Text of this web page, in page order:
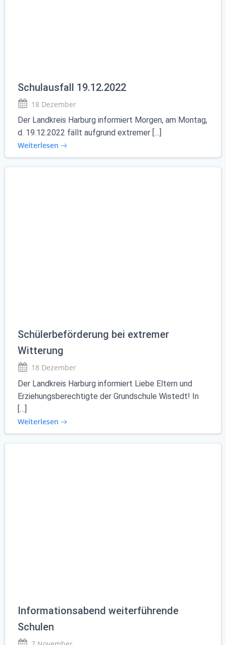
Schulausfall 19.12.2022
18 Dezember
Der Landkreis Harburg informiert Morgen, am Montag,
d. 19.12.2022 fällt aufgrund extremer […]
Weiterlesen
Schülerbeförderung bei extremer
Witterung
18 Dezember
Der Landkreis Harburg informiert Liebe Eltern und
Erziehungsberechtigte der Grundschule Wistedt! In
[…]
Weiterlesen
Informationsabend weiterführende
Schulen